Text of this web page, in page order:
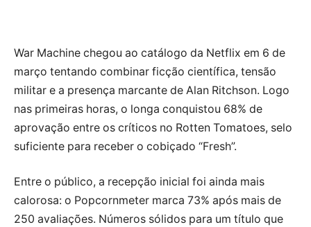
War Machine chegou ao catálogo da Netflix em 6 de
março tentando combinar ficção científica, tensão
militar e a presença marcante de Alan Ritchson. Logo
nas primeiras horas, o longa conquistou 68% de
aprovação entre os críticos no Rotten Tomatoes, selo
suficiente para receber o cobiçado “Fresh”.
Entre o público, a recepção inicial foi ainda mais
calorosa: o Popcornmeter marca 73% após mais de
250 avaliações. Números sólidos para um título que